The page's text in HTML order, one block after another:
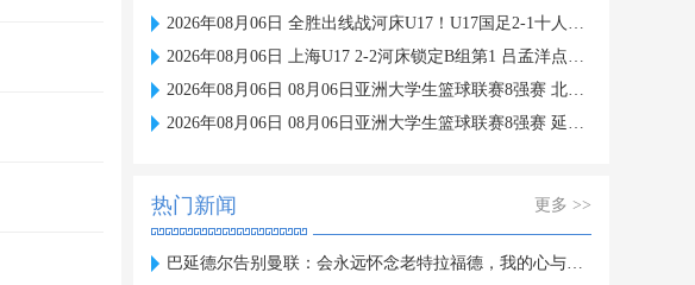
2026年08月06日 全胜出线战河床U17！U17国足2-1十人药厂U17 赵松源登场1分钟传射
2026年08月06日 上海U17 2-2河床锁定B组第1 吕孟洋点射阿布力米破门 将战A组第2
2026年08月06日 08月06日亚洲大学生篮球联赛8强赛 北京大学 77 - 79 上海交通大学 集锦
2026年08月06日 08月06日亚洲大学生篮球联赛8强赛 延世大学 67 - 72 政治大学 集锦
热门新闻 更多 >>
巴延德尔告别曼联：会永远怀念老特拉福德，我的心与你们同在